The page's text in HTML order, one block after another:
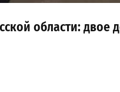
области: двое